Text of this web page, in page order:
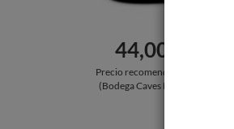
44,00 €
Precio recomendado por:
(Bodega Caves Mestres)